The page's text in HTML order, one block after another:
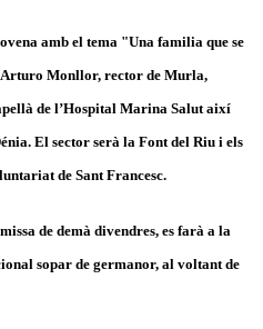
amb el tema "Una familia que se
Monllor, rector de Murla,
de l’Hospital Marina Salut així
El sector serà la Font del Riu i els
de Sant Francesc.
de demà divendres, es farà a la
sopar de germanor, al voltant de